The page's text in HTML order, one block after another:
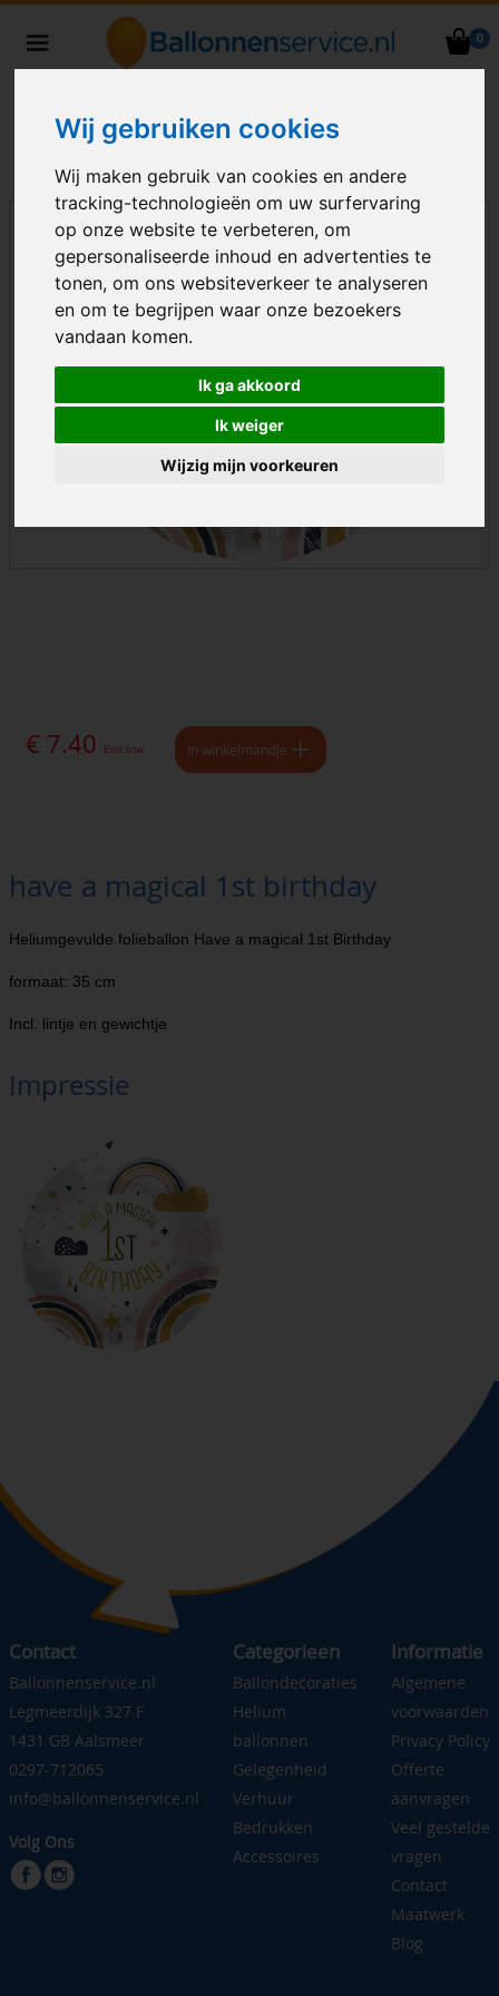
Wij gebruiken cookies
Wij maken gebruik van cookies en andere
tracking-technologieën om uw surfervaring
op onze website te verbeteren, om
gepersonaliseerde inhoud en advertenties te
tonen, om ons websiteverkeer te analyseren
en om te begrijpen waar onze bezoekers
vandaan komen.
Ik ga akkoord
Ik weiger
Wijzig mijn voorkeuren
0
Nederland
€ 7.40 Excl. btw In winkelmandje
have a magical 1st birthday
Heliumgevulde folieballon Have a magical 1st Birthday
formaat: 35 cm
Incl. lintje en gewichtje
Impressie
Contact
Ballonnenservice.nl
Legmeerdijk 327 F
1431 GB Aalsmeer
0297-712065
info@ballonnenservice.nl
Volg Ons
Categorieen
Ballondecoraties
Helium
ballonnen
Gelegenheid
Verhuur
Bedrukken
Accessoires
Informatie
Algemene
voorwaarden
Privacy Policy
Offerte
aanvragen
Veel gestelde
vragen
Contact
Maatwerk
Blog